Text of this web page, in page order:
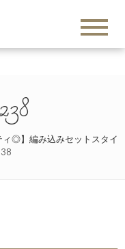
◎】編み込みセットスタイ